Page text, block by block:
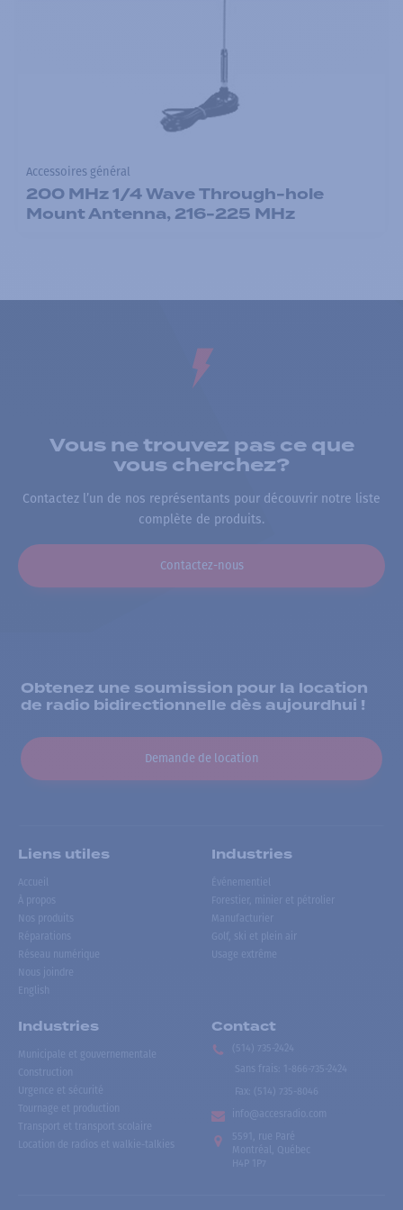
Accessoires général
200 MHz 1/4 Wave Through-hole
Mount Antenna, 216-225 MHz
Vous ne trouvez pas ce que
vous cherchez?
Contactez l’un de nos représentants pour découvrir notre liste
complète de produits.
Contactez-nous
Obtenez une soumission pour la location
de radio bidirectionnelle dès aujourdhui !
Demande de location
Liens utiles
Accueil
À propos
Nos produits
Réparations
Réseau numérique
Nous joindre
English
Industries
Événementiel
Forestier, minier et pétrolier
Manufacturier
Golf, ski et plein air
Usage extrême
Industries
Municipale et gouvernementale
Construction
Urgence et sécurité
Tournage et production
Transport et transport scolaire
Location de radios et walkie-talkies
Contact
(514) 735-2424
Sans frais
1-866-735-2424
Fax:
(514) 735-8046
info@accesradio.com
5591, rue Paré
Montréal, Québec
H4P 1P7